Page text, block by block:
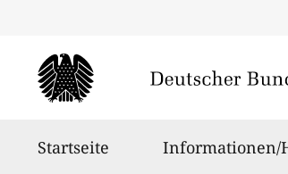
Startseite Informationen/